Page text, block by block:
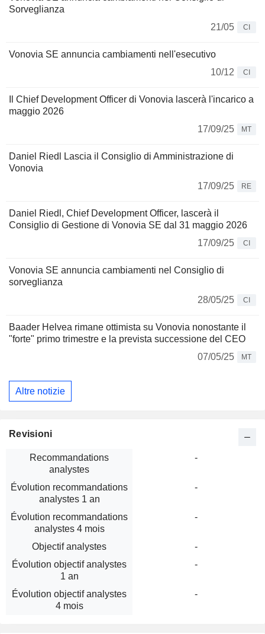
Sorveglianza
21/05
CI
Vonovia SE annuncia cambiamenti nell'esecutivo
10/12
CI
Il Chief Development Officer di Vonovia lascerà l'incarico a
maggio 2026
17/09/25
MT
Daniel Riedl Lascia il Consiglio di Amministrazione di
Vonovia
17/09/25
RE
Daniel Riedl, Chief Development Officer, lascerà il
Consiglio di Gestione di Vonovia SE dal 31 maggio 2026
17/09/25
CI
Vonovia SE annuncia cambiamenti nel Consiglio di
sorveglianza
28/05/25
CI
Baader Helvea rimane ottimista su Vonovia nonostante il
"forte" primo trimestre e la prevista successione del CEO
07/05/25
MT
Altre notizie
Revisioni
Recommandations
analystes
-
Évolution recommandations
analystes 1 an
-
Évolution recommandations
analystes 4 mois
-
Objectif analystes
-
Évolution objectif analystes
1 an
-
Évolution objectif analystes
4 mois
-